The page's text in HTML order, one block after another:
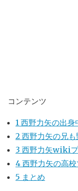
コンテンツ
1 西野力矢の出身
2 西野力矢の兄も
3 西野力矢wiki
4 西野力矢の高
5 まとめ